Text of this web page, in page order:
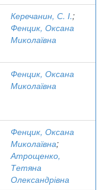
Керечанин, С. І.;
Фенцик, Оксана
Миколаївна
Фенцик, Оксана
Миколаївна
Фенцик, Оксана
Миколаївна;
Атрощенко,
Тетяна
Олександрівна